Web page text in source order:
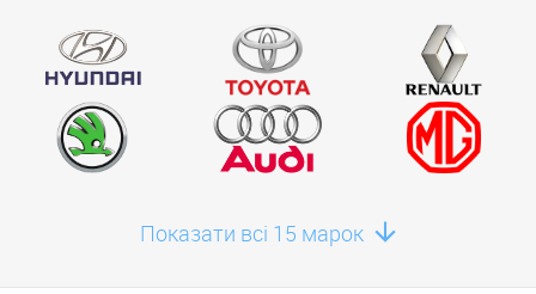
Показати всі 15 марок